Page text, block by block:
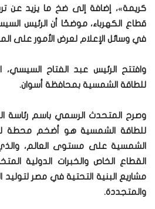
كريمة»، إضافة إلى ضخ ما يزيد عن
قطاع الكهرباء، موضحًا أن الرئيس
في وسائل الإعلام لعرض الأمور على
وافتتح الرئيس عبد الفتاح السيسي،
للطاقة الشمسية بمحافظة أسوان.
وصرح المتحدث الرسمي باسم رئاسة
للطاقة الشمسية هو أضخم محطة
الشمسية على مستوى العالم،
القطاع الخاص والخبرات الدولية
مشاريع البنية التحتية في مصر لتوليد
والمتجددة.